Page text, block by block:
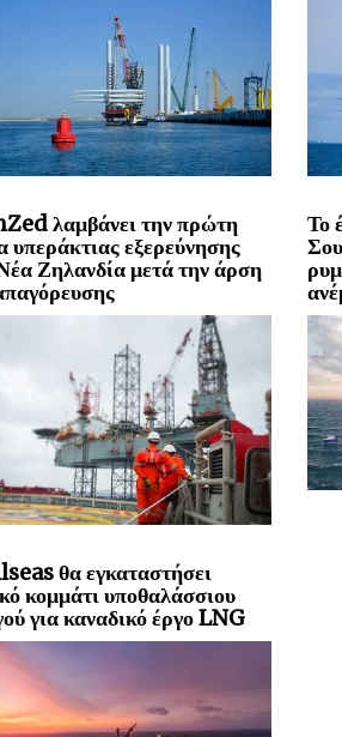
λαμβάνει την πρώτη
υπεράκτιας εξερεύνησης
Ζηλανδία μετά την άρση
θα εγκαταστήσει
κομμάτι υποθαλάσσιου
για καναδικό έργο LNG
Το